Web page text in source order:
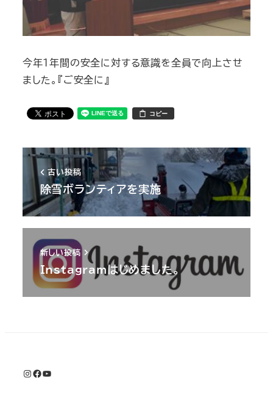
今年1年間の安全に対する意識を全員で向上させ
ました。『ご安全に』
コピー
古い投稿
除雪ボランティアを実施
新しい投稿
Instagramはじめました。
InstagramFacebook YouTube